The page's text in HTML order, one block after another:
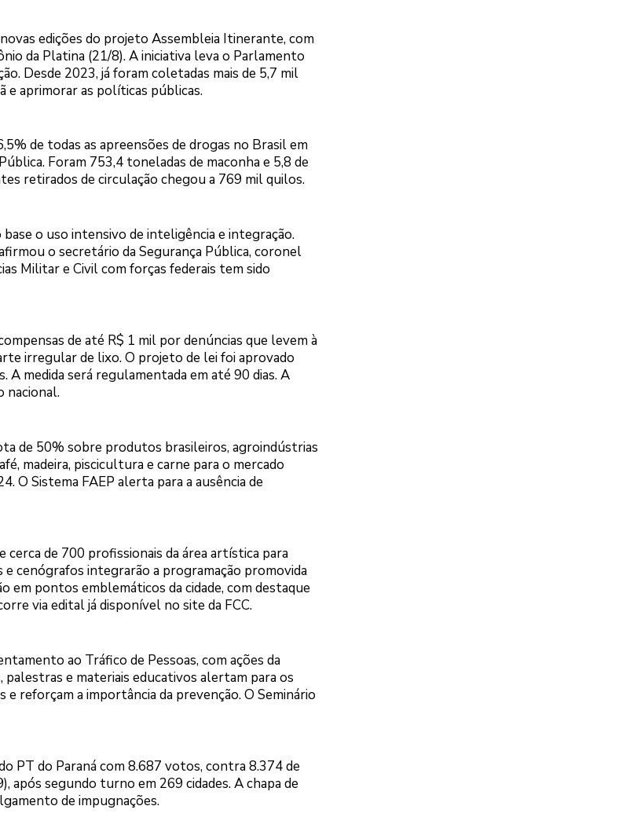
edições do projeto Assembleia Itinerante, com
da Platina (21/8). A iniciativa leva o Parlamento
Desde 2023, já foram coletadas mais de 5,7 mil
e aprimorar as políticas públicas.
de todas as apreensões de drogas no Brasil em
Foram 753,4 toneladas de maconha e 5,8 de
retirados de circulação chegou a 769 mil quilos.
o uso intensivo de inteligência e integração.
o secretário da Segurança Pública, coronel
Militar e Civil com forças federais tem sido
de até R$ 1 mil por denúncias que levem à
irregular de lixo. O projeto de lei foi aprovado
A medida será regulamentada em até 90 dias. A
nacional.
de 50% sobre produtos brasileiros, agroindústrias
madeira, piscicultura e carne para o mercado
O Sistema FAEP alerta para a ausência de
de 700 profissionais da área artística para
cenógrafos integrarão a programação promovida
em pontos emblemáticos da cidade, com destaque
via edital já disponível no site da FCC.
ao Tráfico de Pessoas, com ações da
palestras e materiais educativos alertam para os
reforçam a importância da prevenção. O Seminário
PT do Paraná com 8.687 votos, contra 8.374 de
após segundo turno em 269 cidades. A chapa de
de impugnações.